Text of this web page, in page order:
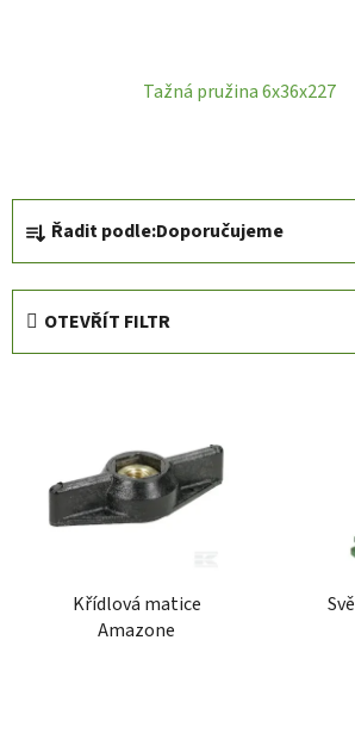
Tažná pružina 6x36x227
a
z
Řadit podle:Doporučujeme
OTEVŘÍT FILTR
Křídlová matice
Amazone